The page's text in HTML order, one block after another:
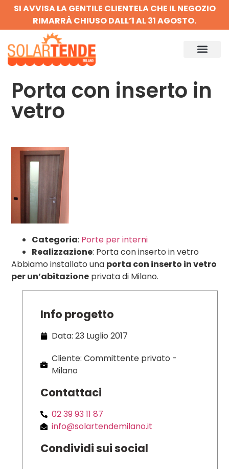
SI AVVISA LA GENTILE CLIENTELA CHE IL NEGOZIO
RIMARRÀ CHIUSO DALL’1 AL 31 AGOSTO.
Porta con inserto in
vetro
Categoria: Porte per interni
Realizzazione: Porta con inserto in vetro
Abbiamo installato una porta con inserto in vetro
per un’abitazione privata di Milano.
Info progetto
Data: 23 Luglio 2017
Cliente: Committente privato -
Milano
Contattaci
02 39 93 11 87
info@solartendemilano.it
Condividi sui social